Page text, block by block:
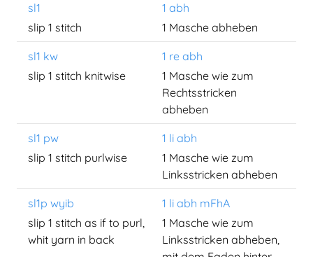
sl1
1 abh
slip 1 stitch
1 Masche abheben
sl1 kw
1 re abh
slip 1 stitch knitwise
1 Masche wie zum
Rechtsstricken
abheben
sl1 pw
1 li abh
slip 1 stitch purlwise
1 Masche wie zum
Linksstricken abheben
sl1p wyib
1 li abh mFhA
slip 1 stitch as if to purl,
whit yarn in back
1 Masche wie zum
Linksstricken abheben,